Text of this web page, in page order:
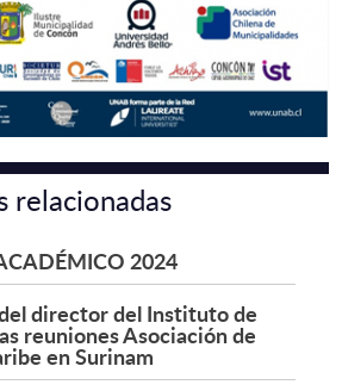
relacionadas
2024
director del Instituto de
reuniones Asociación de
en Surinam